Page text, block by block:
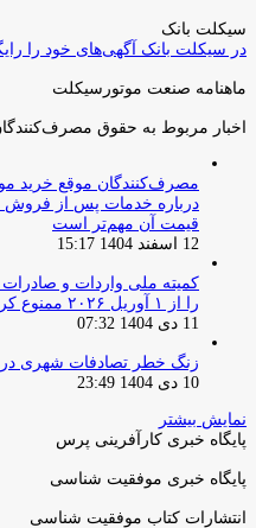
سیکلت بانک
در سیکلت بانک آگهی‌های خود را
ماهنامه صنعت موتورسیکلت
اخبار مربوط به حقوق
مصرف‌کنندگان موقع خرید
درباره خدمات پس از فروش
قیمت آن مهم‌تر است
12 اسفند 1404 15:17
کمیته ملی واردات و
را از ۱ آوریل ۲۰۲۶ ممنوع کرد
11 دی 1404 07:32
زنگ خطر تصادفات شهری در
10 دی 1404 23:49
نمایش بیشتر
پایگاه خبری کارآفرینی پرس
پایگاه خبری موفقیت شناسی
انتشارات کتاب موفقیت شناسی